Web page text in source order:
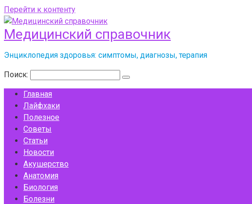
Перейти к контенту
Медицинский справочник
Энциклопедия здоровья: симптомы, диагнозы, терапия
Поиск:
Главная
Лайфхаки
Полезное
Советы
Статьи
Новости
Акушерство
Анатомия
Биология
Болезни